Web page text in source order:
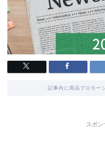
記事内に商品プロモー
スポン